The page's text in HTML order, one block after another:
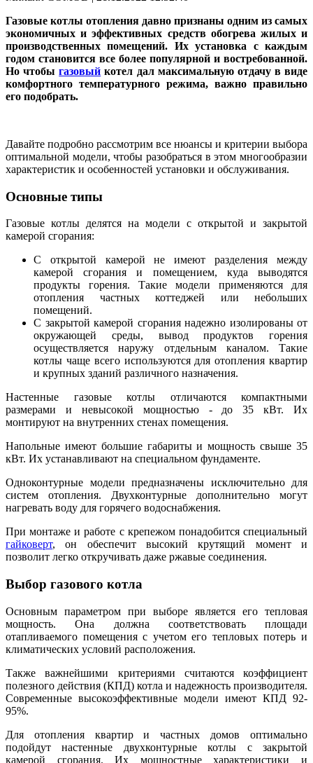
Газовые котлы отопления давно признаны одним из самых
экономичных и эффективных средств обогрева жилых и
производственных помещений. Их установка с каждым
годом становится все более популярной и востребованной.
Но чтобыгазовый котел дал максимальную отдачу в виде
комфортного температурного режима, важно правильно
его подобрать.
Давайте подробно рассмотрим все нюансы и критерии выбора
оптимальной модели, чтобы разобраться в этом многообразии
характеристик и особенностей установки и обслуживания.
Основные типы
Газовые котлы делятся на модели с открытой и закрытой
камерой сгорания:
С открытой камерой не имеют разделения между
камерой сгорания и помещением, куда выводятся
продукты горения. Такие модели применяются для
отопления частных коттеджей или небольших
помещений.
С закрытой камерой сгорания надежно изолированы от
окружающей среды, вывод продуктов горения
осуществляется наружу отдельным каналом. Такие
котлы чаще всего используются для отопления квартир
и крупных зданий различного назначения.
Настенные газовые котлы отличаются компактными
размерами и невысокой мощностью - до 35 кВт. Их
монтируют на внутренних стенах помещения.
Напольные имеют большие габариты и мощность свыше 35
кВт. Их устанавливают на специальном фундаменте.
Одноконтурные модели предназначены исключительно для
систем отопления. Двухконтурные дополнительно могут
нагревать воду для горячего водоснабжения.
При монтаже и работе с крепежом понадобится специальный
гайковерт, он обеспечит высокий крутящий момент и
позволит легко откручивать даже ржавые соединения.
Выбор газового котла
Основным параметром при выборе является его тепловая
мощность. Она должна соответствовать площади
отапливаемого помещения с учетом его тепловых потерь и
климатических условий расположения.
Также важнейшими критериями считаются коэффициент
полезного действия (КПД) котла и надежность производителя.
Современные высокоэффективные модели имеют КПД 92-
95%.
Для отопления квартир и частных домов оптимально
подойдут настенные двухконтурные котлы с закрытой
камерой сгорания. Их мощностные характеристики и